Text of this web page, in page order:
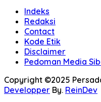
Indeks
Redaksi
Contact
Kode Etik
Disclaimer
Pedoman Media
Copyright ©2025
Developper By. ReinDev